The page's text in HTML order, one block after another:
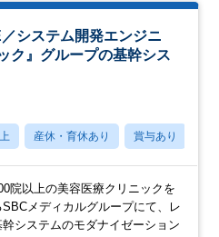
システム開発エンジニ
ク』グループの基幹シス
産休・育休あり 賞与あり
院以上の美容医療クリニックを
SBCメディカルグループにて、レ
幹システムのモダナイゼーション